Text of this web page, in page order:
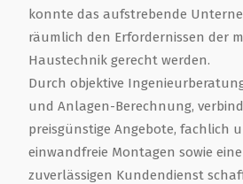
konnte das aufstrebende
räumlich den Erfordernissen der
Haustechnik gerecht werden.
Durch objektive
und Anlagen-Berechnung,
preisgünstige Angebote, fachlich
einwandfreie Montagen sowie
zuverlässigen Kundendienst